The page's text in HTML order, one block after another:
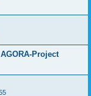
Project